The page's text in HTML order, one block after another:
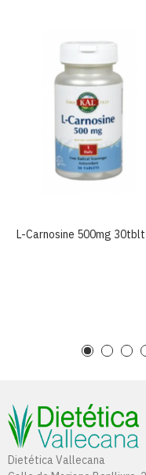
L-Carnosine 500mg
Dietética Vallecana